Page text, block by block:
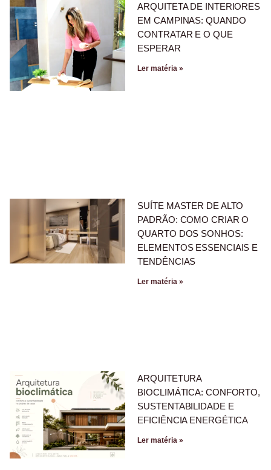
ARQUITETA DE INTERIORES
EM CAMPINAS: QUANDO
CONTRATAR E O QUE
ESPERAR
Ler matéria »
SUÍTE MASTER DE ALTO
PADRÃO: COMO CRIAR O
QUARTO DOS SONHOS:
ELEMENTOS ESSENCIAIS E
TENDÊNCIAS
Ler matéria »
ARQUITETURA
BIOCLIMÁTICA: CONFORTO,
SUSTENTABILIDADE E
EFICIÊNCIA ENERGÉTICA
Ler matéria »